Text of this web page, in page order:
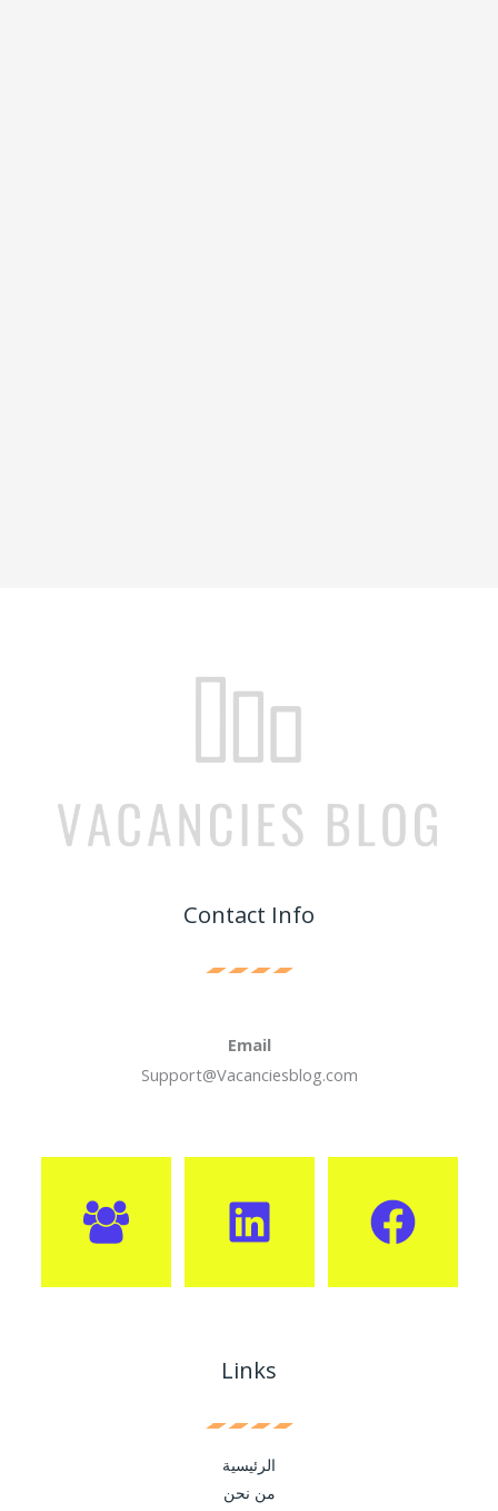
Contact Info
Email
Support@Vacanciesblog.com
Links
الرئيسية
من نحن